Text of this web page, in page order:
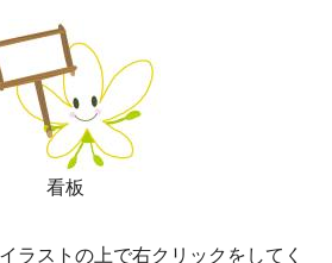
看板
ラストの上で右クリックをしてく